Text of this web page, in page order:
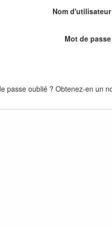
Nom d'utilisateur
Mot de passe
passe oublié ? Obtenez-en un